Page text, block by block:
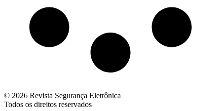
© 2026 Revista Segurança Eletrônica
Todos os direitos reservados